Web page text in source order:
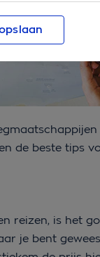
de beste tips
reizen, is het
je bent